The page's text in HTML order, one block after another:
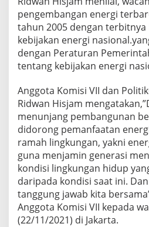
pengembangan energi
tahun 2005 dengan
kebijakan energi
dengan Peraturan
tentang kebijakan energi
Anggota Komisi VII dan
Ridwan Hisjam
menunjang pembangunan
didorong pemanfaatan
ramah lingkungan, yakni
guna menjamin generasi
kondisi lingkungan hidup
daripada kondisi saat ini.
tanggung jawab kita
Anggota Komisi VII kepada
(22/11/2021) di Jakarta.